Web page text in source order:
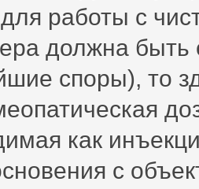
работы с
должна быть
споры), то
как
с